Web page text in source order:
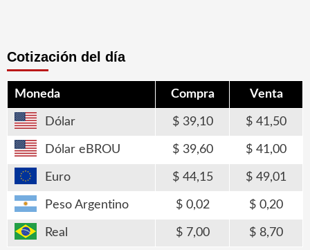
Cotización del día
Moneda Compra Venta
Dólar 39,10 41,50
Dólar eBROU 39,60 41,00
Euro 44,15 49,01
Peso Argentino 0,02 0,20
Real 7,00 8,70